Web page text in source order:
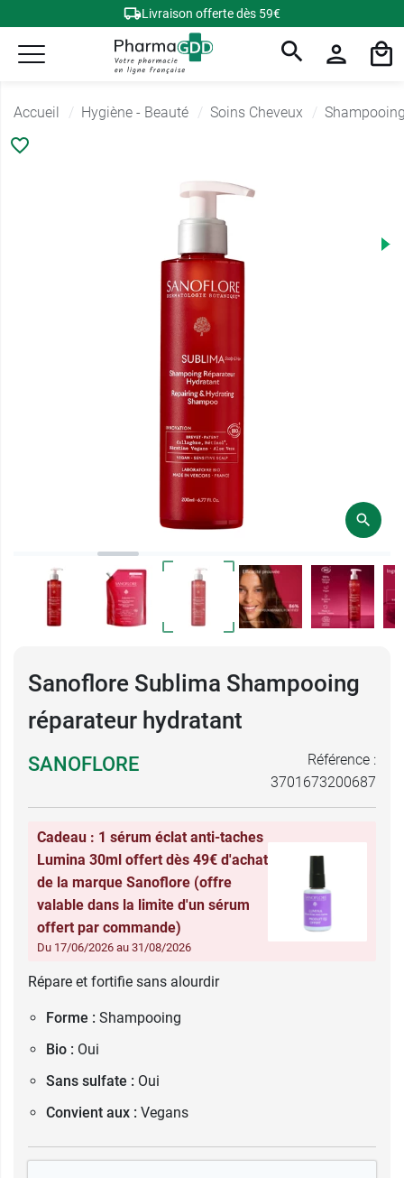
Livraison offerte dès 59€
Accueil Hygiène - Beauté Soins Cheveux
Sanoflore Sublima Shampooing
réparateur hydratant
SANOFLORE
Référence :
3701673200687
Cadeau : 1 sérum éclat anti-taches
Lumina 30ml offert dès 49€ d'achat
de la marque Sanoflore (offre
valable dans la limite d'un sérum
offert par commande)
Du 17/06/2026 au 31/08/2026
Répare et fortifie sans alourdir
Forme : Shampooing
Bio : Oui
Sans sulfate : Oui
Convient aux : Vegans